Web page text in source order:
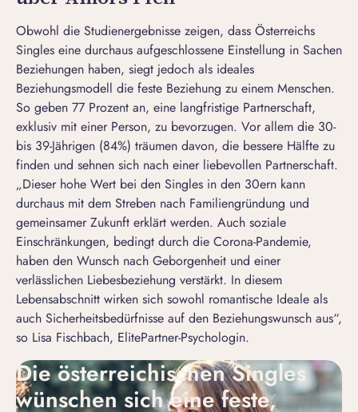
Obwohl die Studienergebnisse zeigen, dass Österreichs
Singles eine durchaus aufgeschlossene Einstellung in Sachen
Beziehungen haben, siegt jedoch als ideales
Beziehungsmodell die feste Beziehung zu einem Menschen.
So geben 77 Prozent an, eine langfristige Partnerschaft,
exklusiv mit einer Person, zu bevorzugen. Vor allem die 30-
bis 39-Jährigen (84%) träumen davon, die bessere Hälfte zu
finden und sehnen sich nach einer liebevollen Partnerschaft.
„Dieser hohe Wert bei den Singles in den 30ern kann
durchaus mit dem Streben nach Familiengründung und
gemeinsamer Zukunft erklärt werden. Auch soziale
Einschränkungen, bedingt durch die Corona-Pandemie,
haben den Wunsch nach Geborgenheit und einer
verlässlichen Liebesbeziehung verstärkt. In diesem
Lebensabschnitt wirken sich sowohl romantische Ideale als
auch Sicherheitsbedürfnisse auf den Beziehungswunsch aus“,
so Lisa Fischbach, ElitePartner-Psychologin.
Die österreichischen Singles
wünschen sich eine feste,